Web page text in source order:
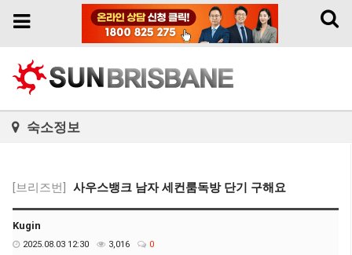
Toggle
Toggle
숙소정보
[브리즈번] 사우스뱅크 남자 세컨룸독방 단기 구해요
Kugin
2025.08.03 12:30 3,016 0